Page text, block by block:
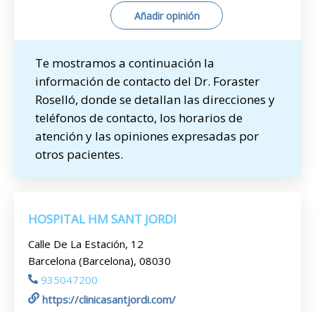
Añadir opinión
Te mostramos a continuación la
información de contacto del Dr. Foraster
Roselló, donde se detallan las direcciones y
teléfonos de contacto, los horarios de
atención y las opiniones expresadas por
otros pacientes.
HOSPITAL HM SANT JORDI
Calle De La Estación, 12
Barcelona (Barcelona), 08030
935047200
https://clinicasantjordi.com/